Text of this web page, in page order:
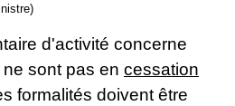
d'activité concerne
sont pas en cessation
formalités doivent être